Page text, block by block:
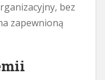
bez
zapewnioną